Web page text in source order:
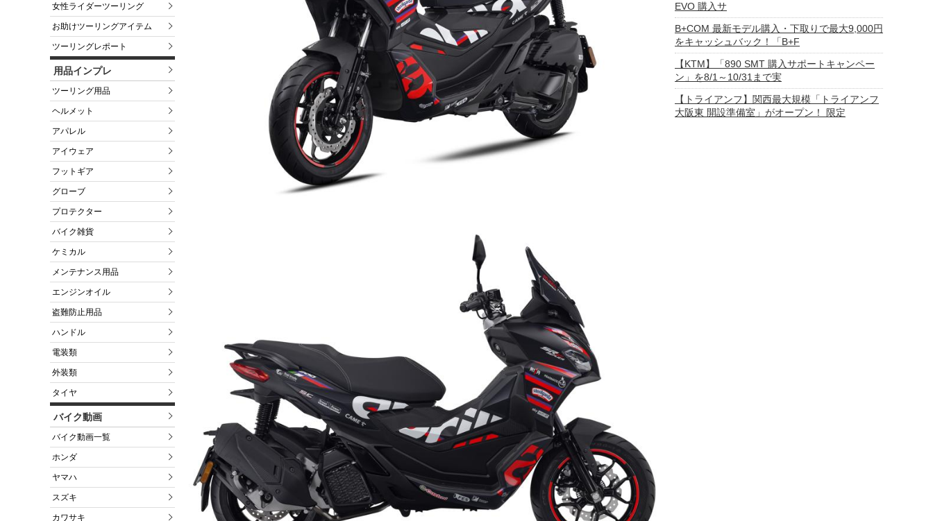
女性ライダーツーリング
お助けツーリングアイテム
ツーリングレポート
用品インプレ
ツーリング用品
ヘルメット
アパレル
アイウェア
フットギア
グローブ
プロテクター
バイク雑貨
ケミカル
メンテナンス用品
エンジンオイル
盗難防止用品
ハンドル
電装類
外装類
タイヤ
バイク動画
バイク動画一覧
ホンダ
ヤマハ
スズキ
カワサキ
EVO 購入サ
B+COM 最新モデル購入・下取りで最大9,000円
をキャッシュバック！「B+F
【KTM】「890 SMT 購入サポートキャンペー
ン」を8/1～10/31まで実
【トライアンフ】関西最大規模「トライアンフ
大阪東 開設準備室」がオープン！ 限定